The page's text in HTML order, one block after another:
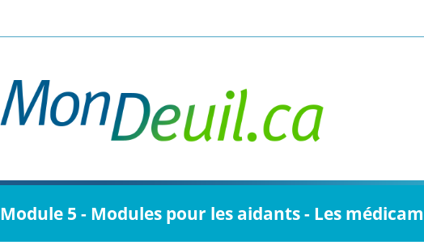
contenu
Module 5 - Modules pour les aidants - Les